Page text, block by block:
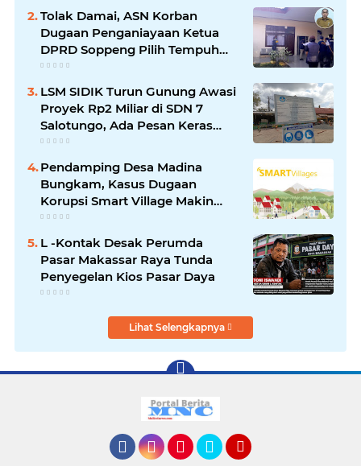
Tolak Damai, ASN Korban
Dugaan Penganiayaan Ketua
DPRD Soppeng Pilih Tempuh
Jalur Hukum
LSM SIDIK Turun Gunung Awasi
Proyek Rp2 Miliar di SDN 7
Salotungo, Ada Pesan Keras
untuk Pelaksana
Pendamping Desa Madina
Bungkam, Kasus Dugaan
Korupsi Smart Village Makin
Jadi Sorotan
L -Kontak Desak Perumda
Pasar Makassar Raya Tunda
Penyegelan Kios Pasar Daya
Lihat Selengkapnya